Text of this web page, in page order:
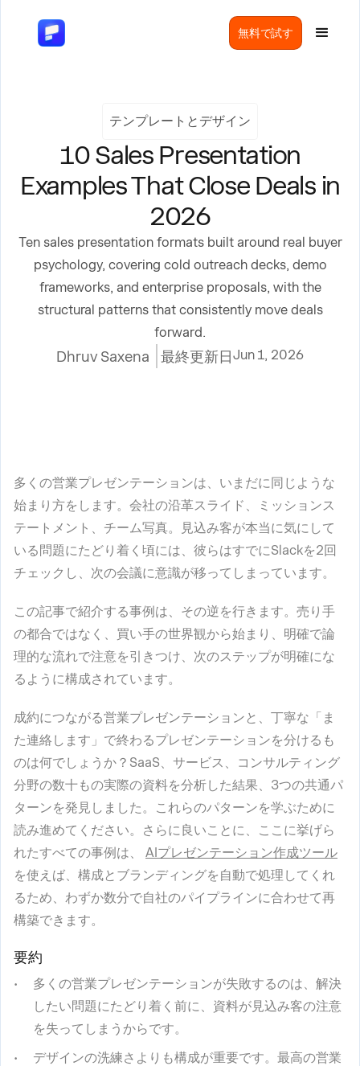
無料で試す
テンプレートとデザイン
10 Sales Presentation
Examples That Close Deals in
2026
Ten sales presentation formats built around real buyer
psychology, covering cold outreach decks, demo
frameworks, and enterprise proposals, with the
structural patterns that consistently move deals
forward.
Dhruv Saxena 最終更新日Jun 1, 2026
多くの営業プレゼンテーションは、いまだに同じような
始まり方をします。会社の沿革スライド、ミッションス
テートメント、チーム写真。見込み客が本当に気にして
いる問題にたどり着く頃には、彼らはすでにSlackを2回
チェックし、次の会議に意識が移ってしまっています。
この記事で紹介する事例は、その逆を行きます。売り手
の都合ではなく、買い手の世界観から始まり、明確で論
理的な流れで注意を引きつけ、次のステップが明確にな
るように構成されています。
成約につながる営業プレゼンテーションと、丁寧な「ま
た連絡します」で終わるプレゼンテーションを分けるも
のは何でしょうか？SaaS、サービス、コンサルティング
分野の数十もの実際の資料を分析した結果、3つの共通パ
ターンを発見しました。これらのパターンを学ぶために
読み進めてください。さらに良いことに、ここに挙げら
れたすべての事例は、 AIプレゼンテーション作成ツール
を使えば、構成とブランディングを自動で処理してくれ
るため、わずか数分で自社のパイプラインに合わせて再
構築できます。
要約
多くの営業プレゼンテーションが失敗するのは、解決
したい問題にたどり着く前に、資料が見込み客の注意
を失ってしまうからです。
デザインの洗練さよりも構成が重要です。最高の営業